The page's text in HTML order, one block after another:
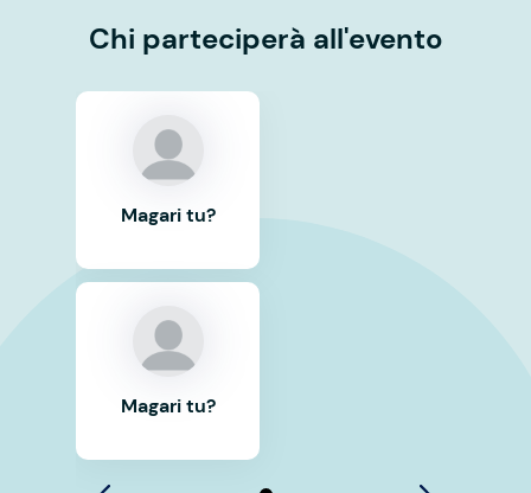
Chi parteciperà all'evento
Magari tu?
Magari tu?